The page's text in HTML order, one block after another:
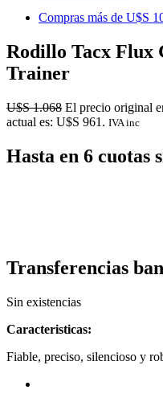
Compras más de U$S
Rodillo Tacx Flux
Trainer
U$S1.068 El precio original
actual es: U$S 961. IVA inc
Hasta en 6 cuotas
Transferencias
Sin existencias
Caracteristicas:
Fiable, preciso, silencioso y